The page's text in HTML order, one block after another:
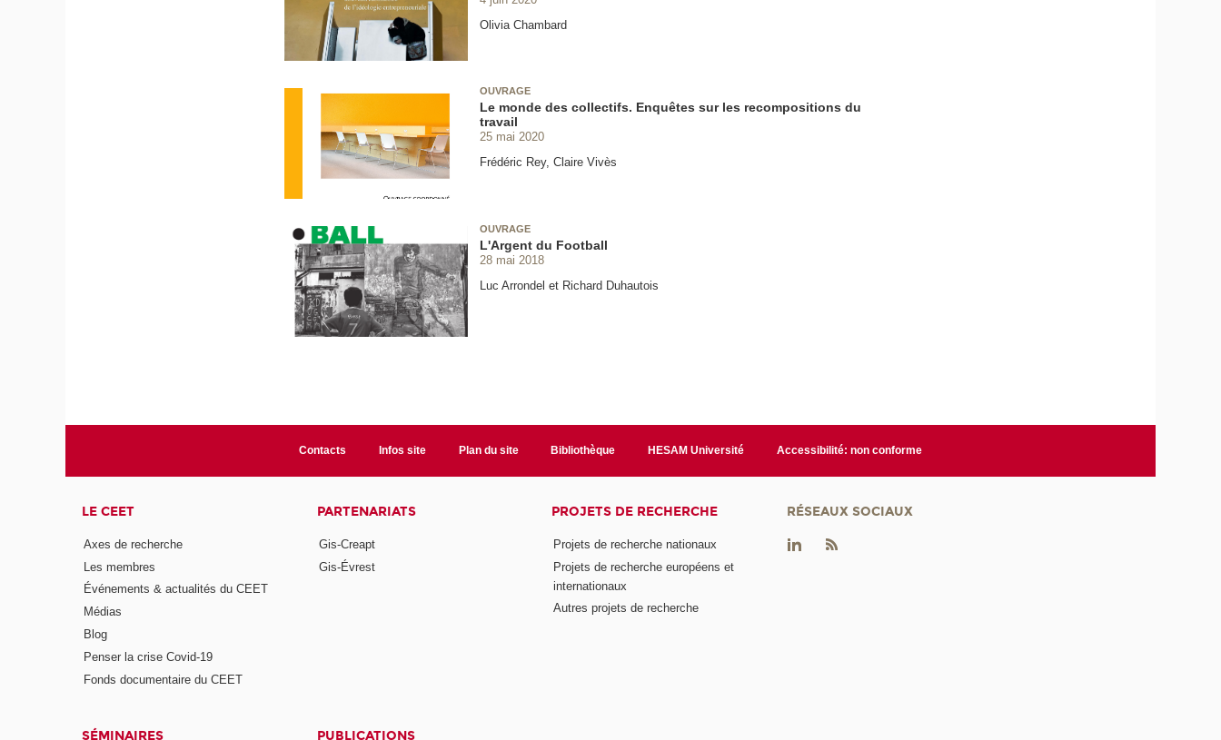
Olivia Chambard
OUVRAGE
Le monde des collectifs. Enquêtes sur les recompositions du
travail
25 mai 2020
Frédéric Rey, Claire Vivès
OUVRAGE
L'Argent du Football
28 mai 2018
Luc Arrondel et Richard Duhautois
Contacts Infos site Plan du site Bibliothèque HESAM Université Accessibilité: non conforme
LE CEET
Axes de recherche
Les membres
Événements & actualités du CEET
Médias
Blog
Penser la crise Covid-19
Fonds documentaire du CEET
PARTENARIATS
Gis-Creapt
Gis-Évrest
PROJETS DE RECHERCHE
Projets de recherche nationaux
Projets de recherche européens et
internationaux
Autres projets de recherche
SÉMINAIRES PUBLICATIONS
RÉSEAUX SOCIAUX